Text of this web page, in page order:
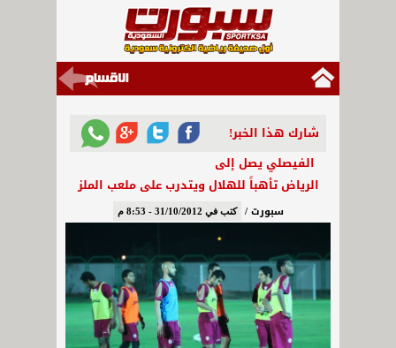
شارك هذا الخبر!
الفيصلي يصل إلى
الرياض تأهباً للهلال ويتدرب على ملعب الملز
سبورت / كتب في 31/10/2012 - 8:53 م